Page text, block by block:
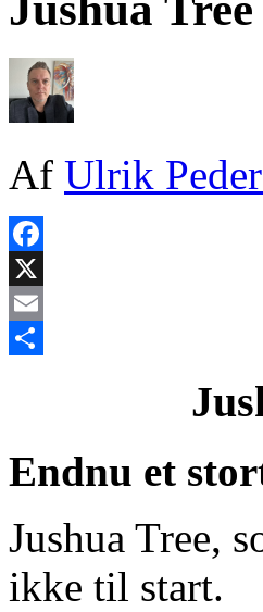
Af Ulrik
Facebook
X
Email
Endnu et
Jushua Tree,
ikke til start.